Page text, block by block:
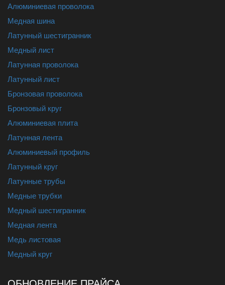
Алюминиевая проволока
Медная шина
Латунный шестигранник
Медный лист
Латунная проволока
Латунный лист
Бронзовая проволока
Бронзовый круг
Алюминиевая плита
Латунная лента
Алюминиевый профиль
Латунный круг
Латунные трубы
Медные трубки
Медный шестигранник
Медная лента
Медь листовая
Медный круг